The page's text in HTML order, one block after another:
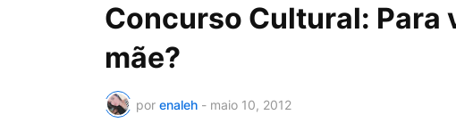
Concurso Cultural: Para
mãe?
por enaleh - maio 10, 2012